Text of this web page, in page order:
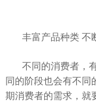
丰富产品种类 不
不同的消费者，
同的阶段也会有不同
期消费者的需求，就